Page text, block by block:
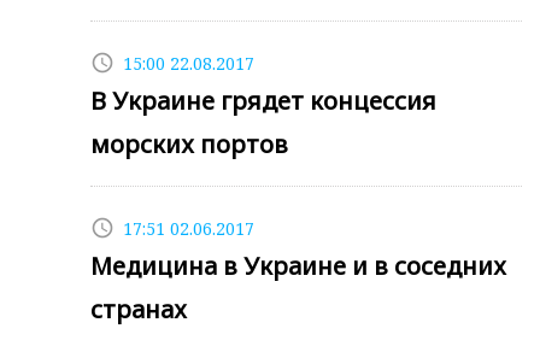
access_time 15:00 22.08.2017
В Украине грядет концессия
морских портов
access_time 17:51 02.06.2017
Медицина в Украине и в соседних
странах